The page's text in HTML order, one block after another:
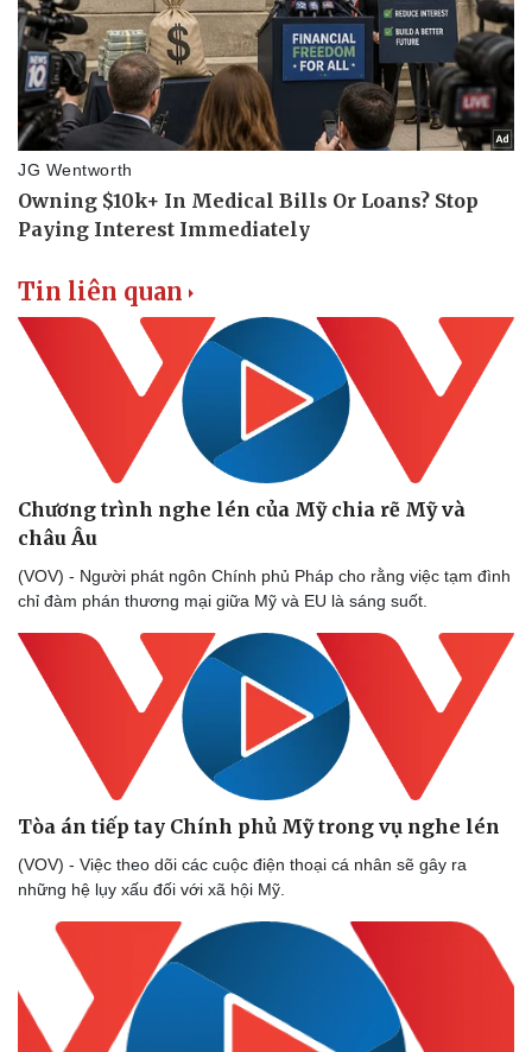
Pháp luật
Vụ án
Tin nóng
Tư vấn luật
Quân sự - Quốc phòng
Vũ khí
Việt Nam
Tin liên quan
Chương trình nghe lén của Mỹ chia rẽ Mỹ và
châu Âu
(VOV) - Người phát ngôn Chính phủ Pháp cho rằng việc tạm đình
chỉ đàm phán thương mại giữa Mỹ và EU là sáng suốt.
Tòa án tiếp tay Chính phủ Mỹ trong vụ nghe lén
(VOV) - Việc theo dõi các cuộc điện thoại cá nhân sẽ gây ra
những hệ lụy xấu đối với xã hội Mỹ.